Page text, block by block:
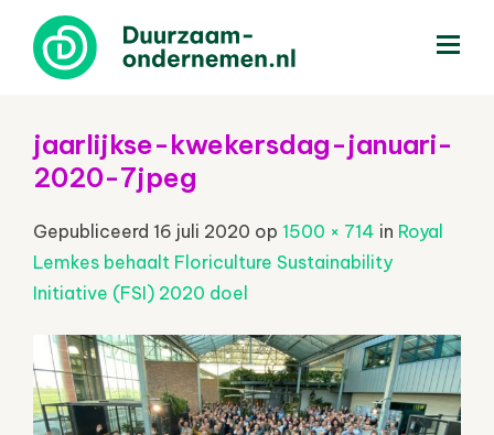
jaarlijkse-kwekersdag-januari-
2020-7jpeg
Gepubliceerd 16 juli 2020 op 1500 × 714 in Royal
Lemkes behaalt Floriculture Sustainability
Initiative (FSI) 2020 doel